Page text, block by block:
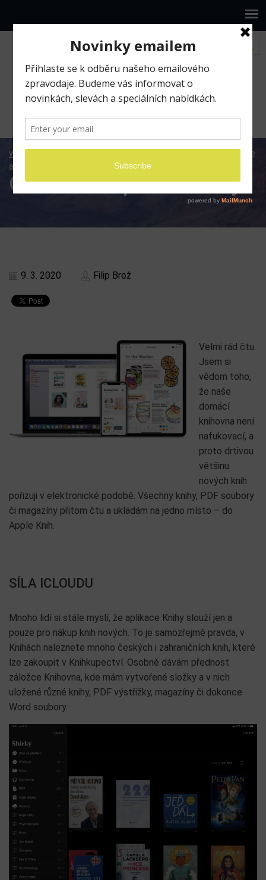
www.ilumio.cz
Ovládněte
aplikaci Knihy
Ovládněte aplikaci Knihy
9. 3. 2020 Filip Brož
Velmi rád čtu.
Jsem si
vědom toho,
že naše
domácí
knihovna není
nafukovací, a
proto drtivou
většinu
nových knih
pořizuji v elektronické podobě. Všechny knihy, PDF soubory
či magazíny přitom čtu a ukládám na jedno místo – do
Apple Knih.
SÍLA ICLOUDU
Mnoho lidí si stále myslí, že aplikace Knihy slouží jen a
pouze pro nákup knih nových. To je samozřejmě pravda, v
Knihách naleznete mnoho českých i zahraničních knih, které
lze zakoupit v Knihkupectví. Osobně dávám přednost
záložce Knihovna, kde mám vytvořené složky a v nich
uložené různé knihy, PDF výstřižky, magazíny či dokonce
Word soubory.